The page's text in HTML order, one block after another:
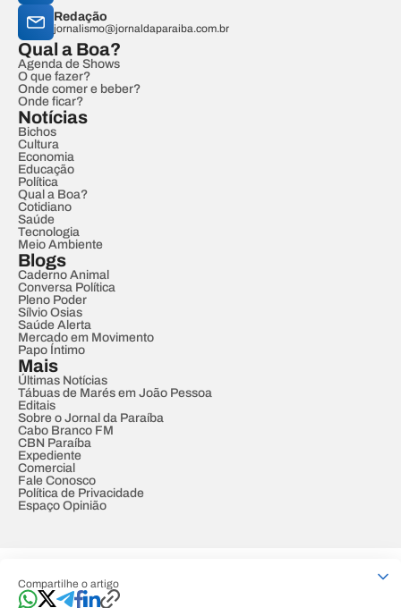
Compartilhe o artigo
Redação
jornalismo@jornaldaparaiba.com.br
Qual a Boa?
Agenda de Shows
O que fazer?
Onde comer e beber?
Onde ficar?
Notícias
Bichos
Cultura
Economia
Educação
Política
Qual a Boa?
Cotidiano
Saúde
Tecnologia
Meio Ambiente
Blogs
Caderno Animal
Conversa Política
Pleno Poder
Sílvio Osias
Saúde Alerta
Mercado em Movimento
Papo Íntimo
Mais
Últimas Notícias
Tábuas de Marés em João Pessoa
Editais
Sobre o Jornal da Paraíba
Cabo Branco FM
CBN Paraíba
Expediente
Comercial
Fale Conosco
Política de Privacidade
Espaço Opinião
Developed by Designed by